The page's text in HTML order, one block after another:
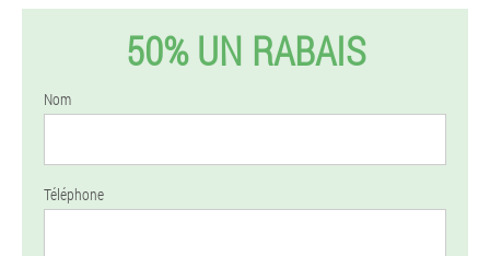
50% UN RABAIS
Nom
Téléphone